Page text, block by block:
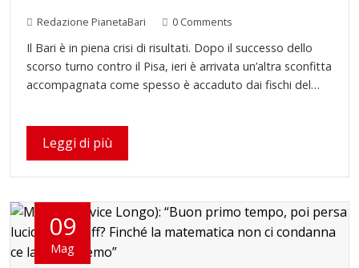
Redazione PianetaBari 0 Comments
Il Bari è in piena crisi di risultati. Dopo il successo dello
scorso turno contro il Pisa, ieri è arrivata un’altra sconfitta
accompagnata come spesso è accaduto dai fischi del…
Leggi di più
09
Mag